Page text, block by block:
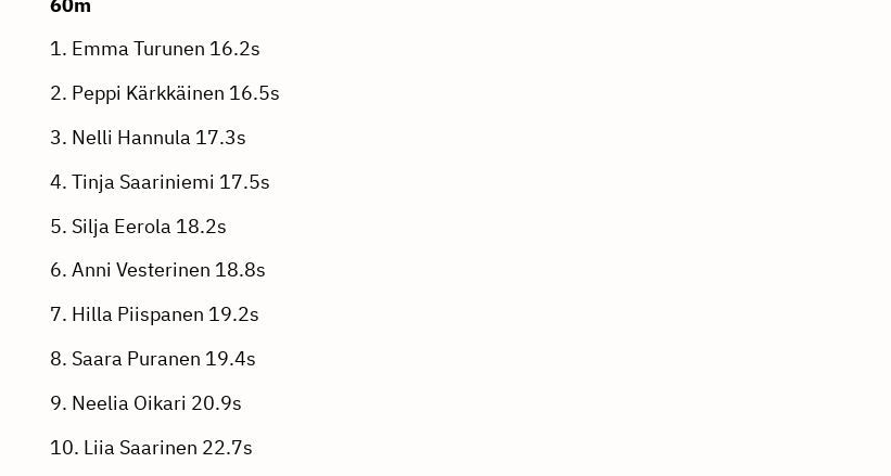
1. Emma Turunen 16.2s
2. Peppi Kärkkäinen 16.5s
3. Nelli Hannula 17.3s
4. Tinja Saariniemi 17.5s
5. Silja Eerola 18.2s
6. Anni Vesterinen 18.8s
7. Hilla Piispanen 19.2s
8. Saara Puranen 19.4s
9. Neelia Oikari 20.9s
10. Liia Saarinen 22.7s